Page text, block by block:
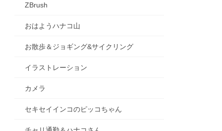
ZBrush
おはようハナコ山
お散歩＆ジョギング&サイクリング
イラストレーション
カメラ
セキセイインコのピッコちゃん